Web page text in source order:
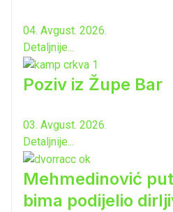
04. Avgust. 2026.
Detaljnije...
Poziv iz Župe Bar
03. Avgust. 2026.
Detaljnije...
Mehmedinović
bima podijelio